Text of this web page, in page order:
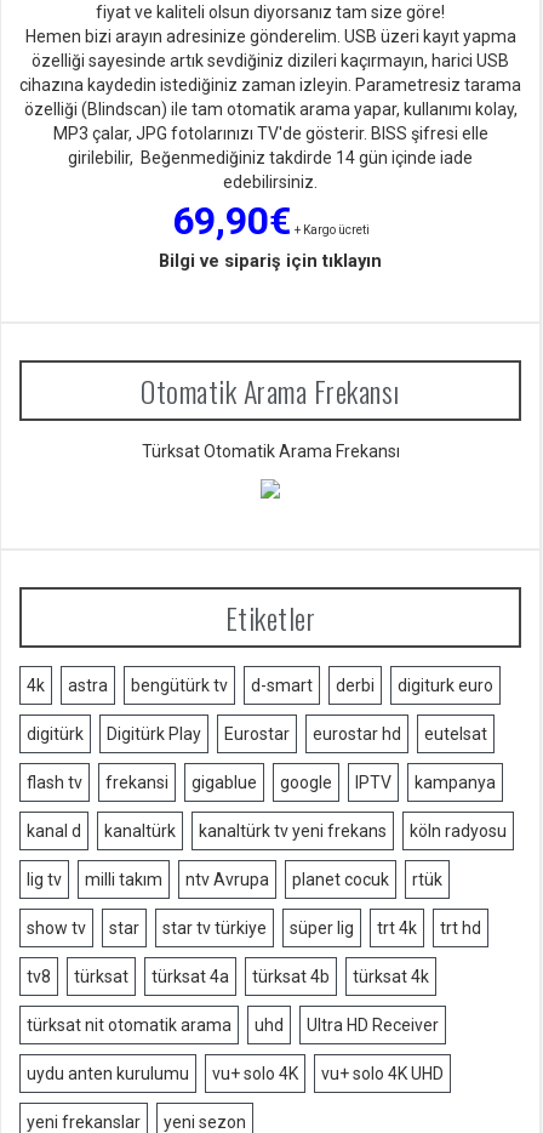
fiyat ve kaliteli olsun diyorsanız tam size göre!
Hemen bizi arayın adresinize gönderelim. USB üzeri kayıt yapma
özelliği sayesinde artık sevdiğiniz dizileri kaçırmayın, harici USB
cihazına kaydedin istediğiniz zaman izleyin. Parametresiz tarama
özelliği (Blindscan) ile tam otomatik arama yapar, kullanımı kolay,
MP3 çalar, JPG fotolarınızı TV'de gösterir. BISS şifresi elle
girilebilir, Beğenmediğiniz takdirde 14 gün içinde iade
edebilirsiniz.
69,90€ + Kargo ücreti
Bilgi ve sipariş için tıklayın
Otomatik Arama Frekansı
Türksat Otomatik Arama Frekansı
Etiketler
4k astra bengütürk tv d-smart derbi digiturk euro
digitürk Digitürk Play Eurostar eurostar hd eutelsat
flash tv frekansi gigablue google IPTV kampanya
kanal d kanaltürk kanaltürk tv yeni frekans köln radyosu
lig tv milli takım ntv Avrupa planet cocuk rtük
show tv star star tv türkiye süper lig trt 4k trt hd
tv8 türksat türksat 4a türksat 4b türksat 4k
türksat nit otomatik arama uhd Ultra HD Receiver
uydu anten kurulumu vu+ solo 4K vu+ solo 4K UHD
yeni frekanslar yeni sezon